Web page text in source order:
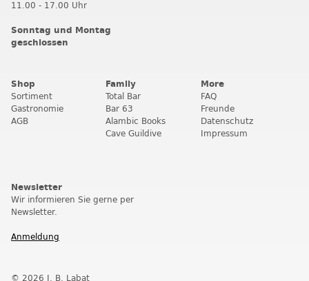
11.00 - 17.00 Uhr
Sonntag und Montag
geschlossen
Shop
Sortiment
Gastronomie
AGB
Family
Total Bar
Bar 63
Alambic Books
Cave Guildive
More
FAQ
Freunde
Datenschutz
Impressum
Newsletter
Wir informieren Sie gerne per
Newsletter.
Anmeldung
© 2026 J. B. Labat